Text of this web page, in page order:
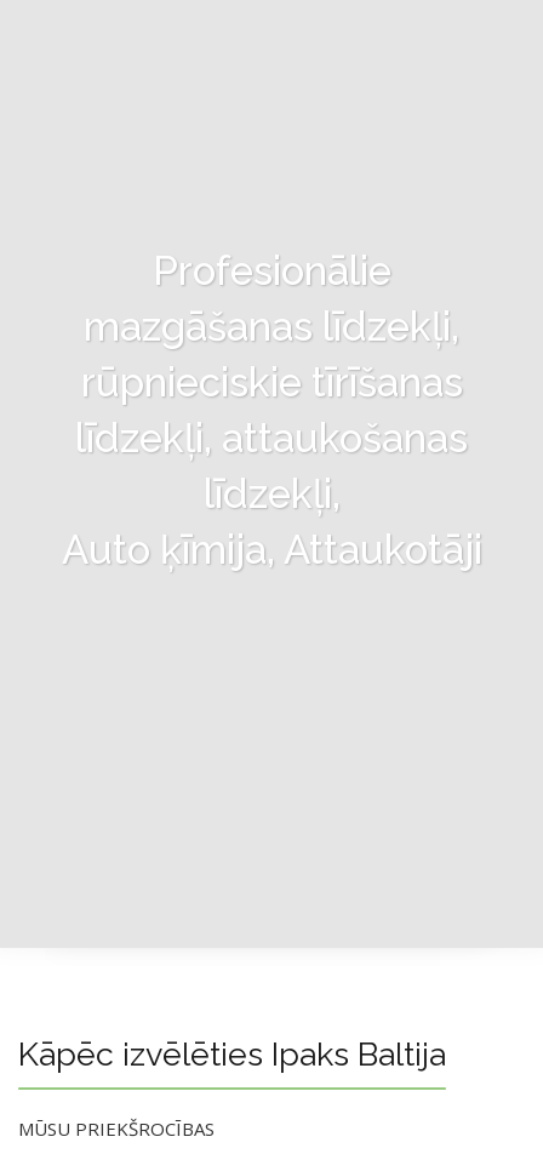
Profesionālie
mazgāšanas līdzekļi,
rūpnieciskie tīrīšanas
līdzekļi, attaukošanas
līdzekļi,
Auto ķīmija, Attaukotāji
Kāpēc izvēlēties Ipaks Baltija
MŪSU PRIEKŠROCĪBAS